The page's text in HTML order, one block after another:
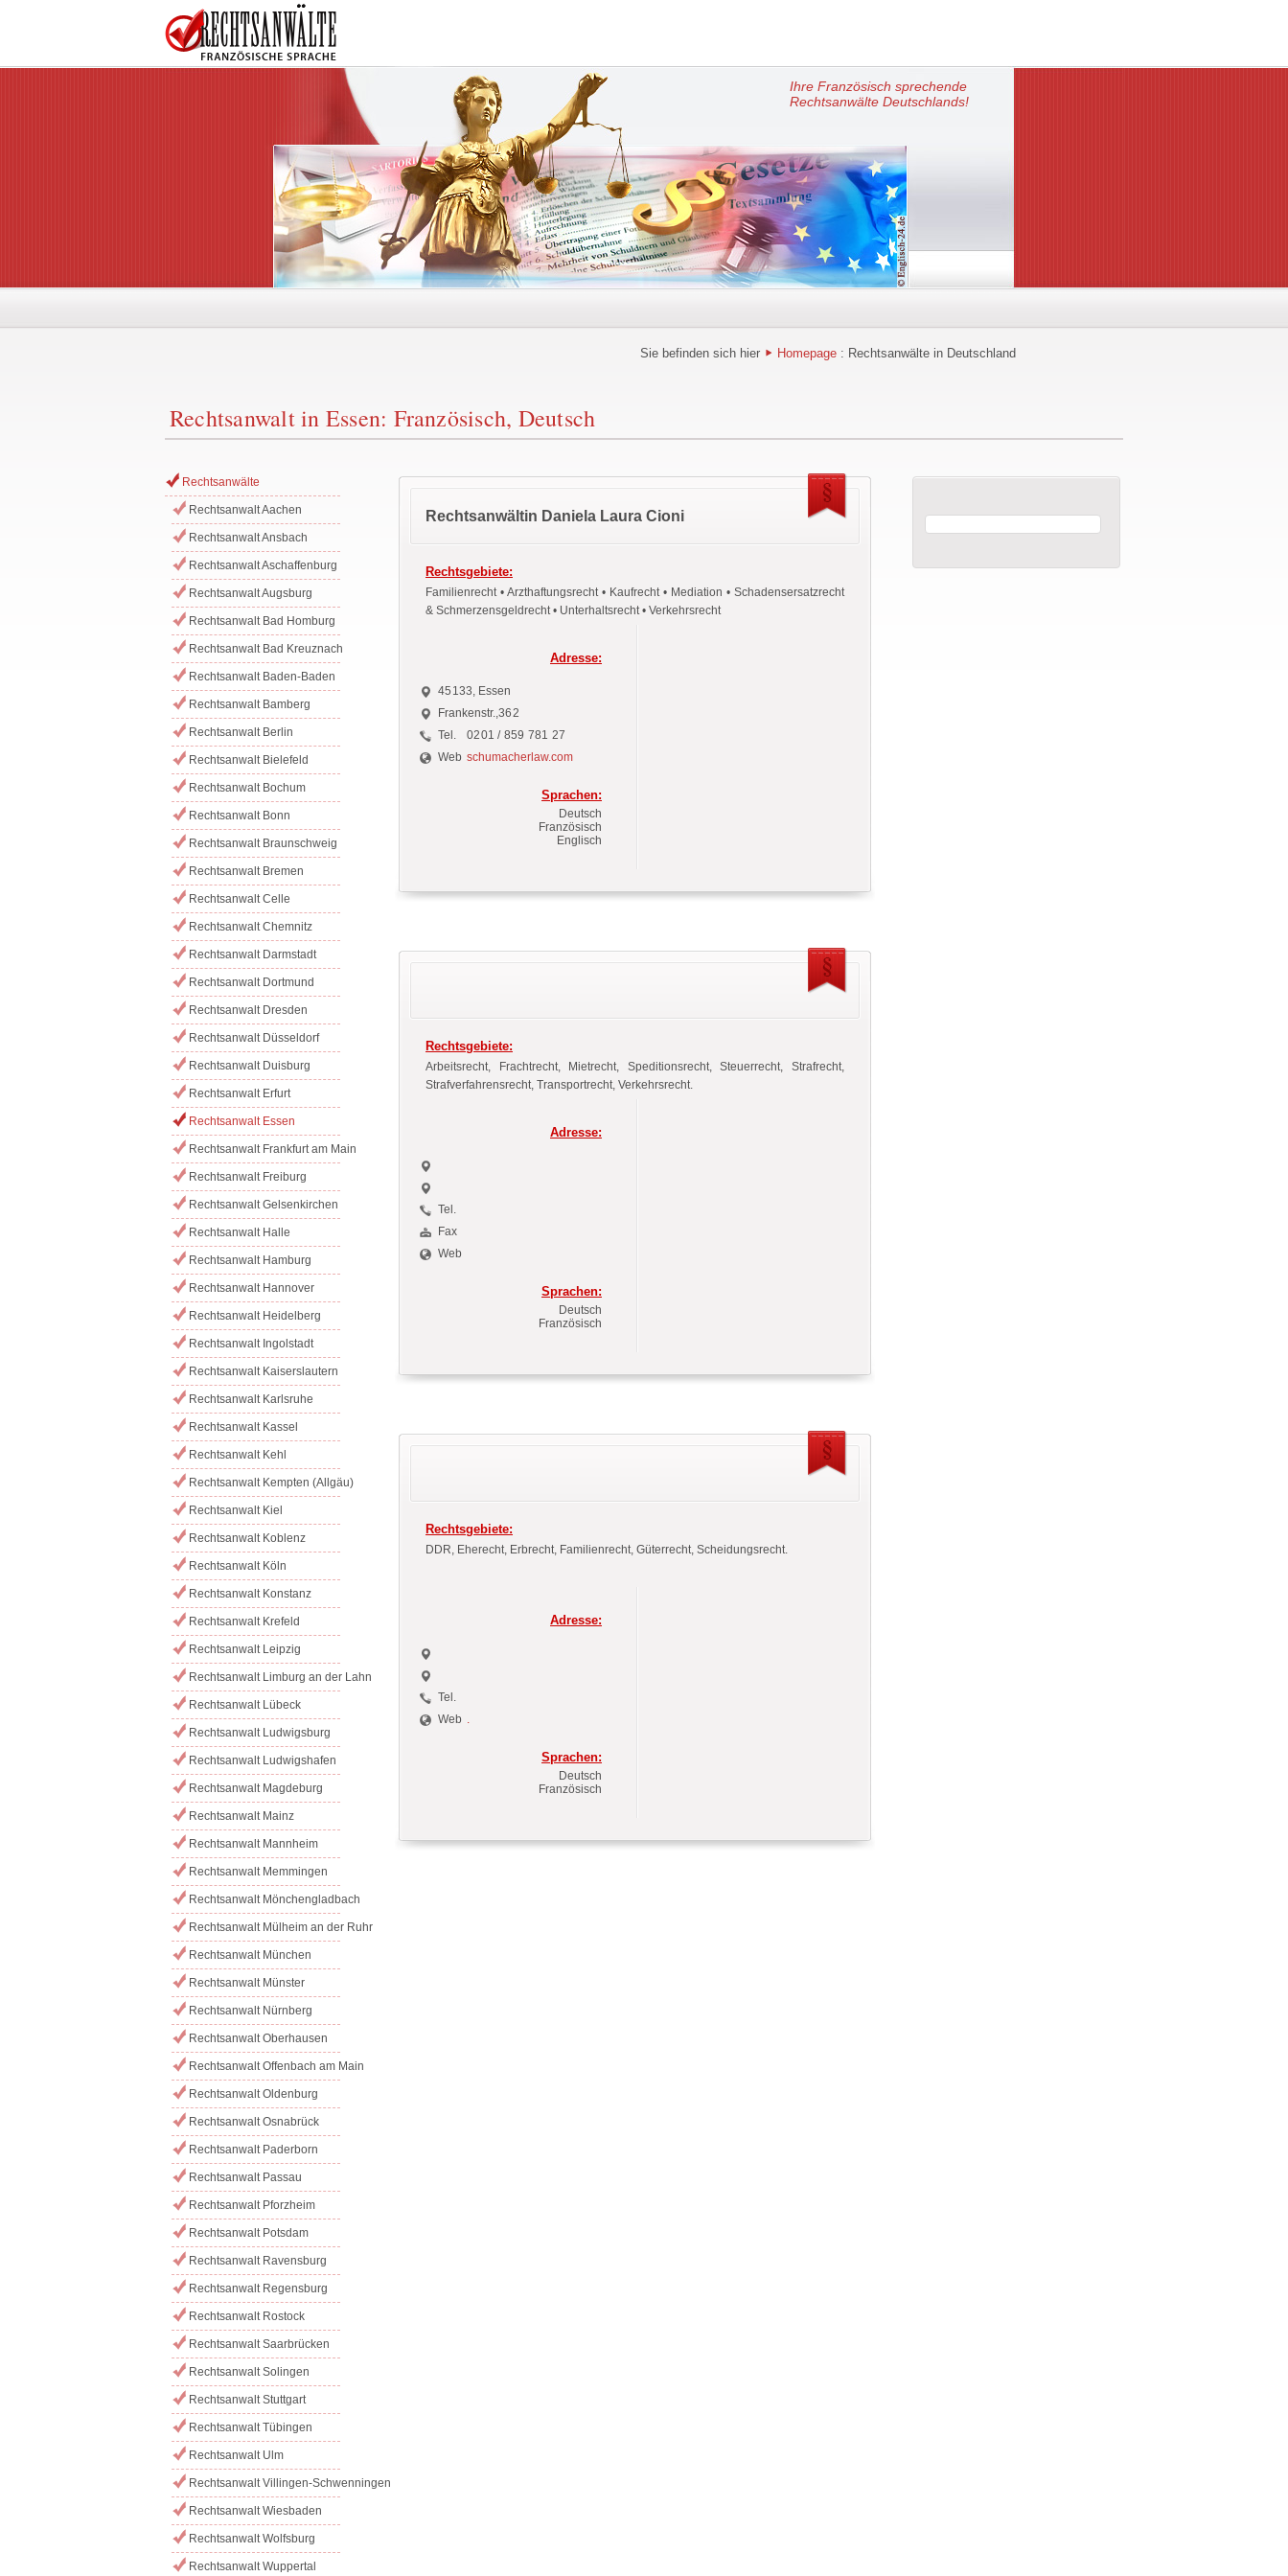
Ihre Französisch sprechende
Rechtsanwälte Deutschlands!
Sie befinden sich hier Homepage : Rechtsanwälte in Deutschland
Rechtsanwalt in Essen: Französisch, Deutsch
Rechtsanwälte
Rechtsanwalt Aachen
Rechtsanwalt Ansbach
Rechtsanwalt Aschaffenburg
Rechtsanwalt Augsburg
Rechtsanwalt Bad Homburg
Rechtsanwalt Bad Kreuznach
Rechtsanwalt Baden-Baden
Rechtsanwalt Bamberg
Rechtsanwalt Berlin
Rechtsanwalt Bielefeld
Rechtsanwalt Bochum
Rechtsanwalt Bonn
Rechtsanwalt Braunschweig
Rechtsanwalt Bremen
Rechtsanwalt Celle
Rechtsanwalt Chemnitz
Rechtsanwalt Darmstadt
Rechtsanwalt Dortmund
Rechtsanwalt Dresden
Rechtsanwalt Düsseldorf
Rechtsanwalt Duisburg
Rechtsanwalt Erfurt
Rechtsanwalt Essen
Rechtsanwalt Frankfurt am Main
Rechtsanwalt Freiburg
Rechtsanwalt Gelsenkirchen
Rechtsanwalt Halle
Rechtsanwalt Hamburg
Rechtsanwalt Hannover
Rechtsanwalt Heidelberg
Rechtsanwalt Ingolstadt
Rechtsanwalt Kaiserslautern
Rechtsanwalt Karlsruhe
Rechtsanwalt Kassel
Rechtsanwalt Kehl
Rechtsanwalt Kempten (Allgäu)
Rechtsanwalt Kiel
Rechtsanwalt Koblenz
Rechtsanwalt Köln
Rechtsanwalt Konstanz
Rechtsanwalt Krefeld
Rechtsanwalt Leipzig
Rechtsanwalt Limburg an der Lahn
Rechtsanwalt Lübeck
Rechtsanwalt Ludwigsburg
Rechtsanwalt Ludwigshafen
Rechtsanwalt Magdeburg
Rechtsanwalt Mainz
Rechtsanwalt Mannheim
Rechtsanwalt Memmingen
Rechtsanwalt Mönchengladbach
Rechtsanwalt Mülheim an der Ruhr
Rechtsanwalt München
Rechtsanwalt Münster
Rechtsanwalt Nürnberg
Rechtsanwalt Oberhausen
Rechtsanwalt Offenbach am Main
Rechtsanwalt Oldenburg
Rechtsanwalt Osnabrück
Rechtsanwalt Paderborn
Rechtsanwalt Passau
Rechtsanwalt Pforzheim
Rechtsanwalt Potsdam
Rechtsanwalt Ravensburg
Rechtsanwalt Regensburg
Rechtsanwalt Rostock
Rechtsanwalt Saarbrücken
Rechtsanwalt Solingen
Rechtsanwalt Stuttgart
Rechtsanwalt Tübingen
Rechtsanwalt Ulm
Rechtsanwalt Villingen-Schwenningen
Rechtsanwalt Wiesbaden
Rechtsanwalt Wolfsburg
Rechtsanwalt Wuppertal
Rechtsanwältin Daniela Laura Cioni
Rechtsgebiete:
Familienrecht • Arzthaftungsrecht • Kaufrecht • Mediation • Schadensersatzrecht
& Schmerzensgeldrecht • Unterhaltsrecht • Verkehrsrecht
Adresse:
45133, Essen
Frankenstr.,362
Tel.
0201 / 859 781 27
Web schumacherlaw.com
Sprachen:
Deutsch
Französisch
Englisch
Rechtsgebiete:
Arbeitsrecht, Frachtrecht, Mietrecht, Speditionsrecht, Steuerrecht, Strafrecht,
Strafverfahrensrecht, Transportrecht, Verkehrsrecht.
Adresse:
Tel.
Fax
Web
Sprachen:
Deutsch
Französisch
Rechtsgebiete:
DDR, Eherecht, Erbrecht, Familienrecht, Güterrecht, Scheidungsrecht.
Adresse:
Tel.
Web .
Sprachen:
Deutsch
Französisch